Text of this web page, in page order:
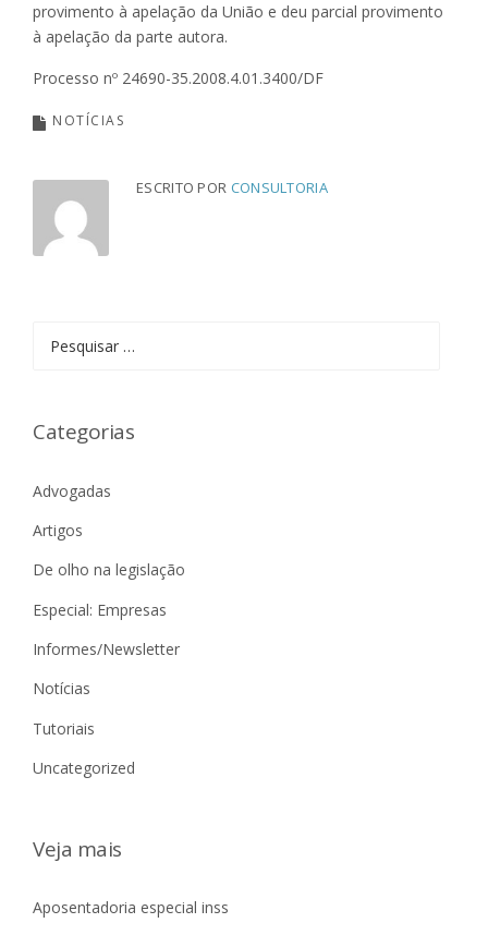
provimento à apelação da União e deu parcial provimento
à apelação da parte autora.
Processo nº 24690-35.2008.4.01.3400/DF
NOTÍCIAS
ESCRITO POR CONSULTORIA
por:
Categorias
Advogadas
Artigos
De olho na legislação
Especial: Empresas
Informes/Newsletter
Notícias
Tutoriais
Uncategorized
Veja mais
Aposentadoria especial inss